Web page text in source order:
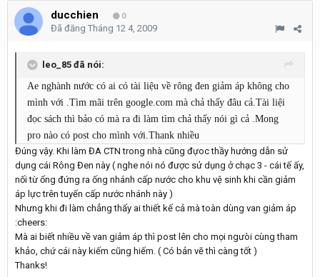
ducchien 0
Đã đăng Tháng 12 4, 2009
leo_85 đã nói:
Ae nghành nước có ai có tài liệu về rông đen giảm áp không cho
mình với .Tìm mãi trên google.com mà chả thấy đâu cả.Tài liệi
đọc sách thì bảo có mà ra đi làm tìm chả thấy nói gì cả .Mong
pro nào có post cho mình với.Thank nhiều
Đúng vậy. Khi làm ĐA CTN trong nhà cũng đựoc thầy hướng dẫn sử
dụng cái Rông Đen này ( nghe nói nó được sử dụng ở chạc 3 - cái tế ấy,
nối từ ống đứng ra ống nhánh cấp nước cho khu vệ sinh khi cần giảm
áp lực trên tuyến cấp nước nhánh này )
Nhưng khi đi làm chẳng thấy ai thiết kế cả mà toàn dùng van giảm áp
:cheers:
Mà ai biết nhiều về van giảm áp thì post lên cho mọi ngưòi cùng tham
khảo, chứ cái này kiếm cũng hiếm. ( Có bản vẽ thì càng tốt )
Thanks!